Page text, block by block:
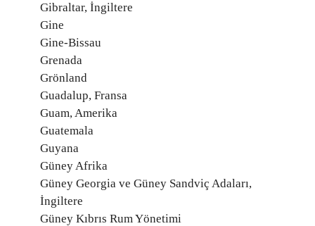
Gibraltar, İngiltere
Gine
Gine-Bissau
Grenada
Grönland
Guadalup, Fransa
Guam, Amerika
Guatemala
Guyana
Güney Afrika
Güney Georgia ve Güney Sandviç Adaları,
İngiltere
Güney Kıbrıs Rum Yönetimi